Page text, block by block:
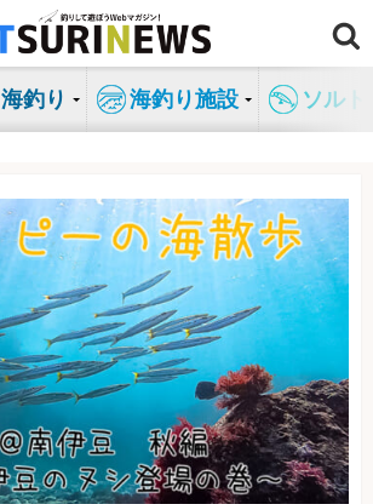
海釣り 海釣り施設 ソル